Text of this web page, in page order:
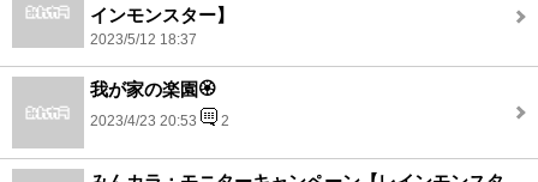
インモンスター】
2023/5/12 18:37
我が家の楽園🏵️
2023/4/23 20:53 2